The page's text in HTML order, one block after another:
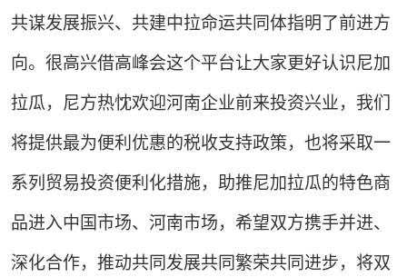
共谋发展振兴、共建中拉命运共同体指明了前进方
向。很高兴借高峰会这个平台让大家更好认识尼加
拉瓜，尼方热忱欢迎河南企业前来投资兴业，我们
将提供最为便利优惠的税收支持政策，也将采取一
系列贸易投资便利化措施，助推尼加拉瓜的特色商
品进入中国市场、河南市场，希望双方携手并进、
深化合作，推动共同发展共同繁荣共同进步，将双